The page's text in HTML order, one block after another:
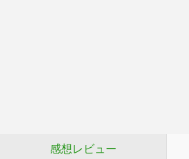
感想レビュー